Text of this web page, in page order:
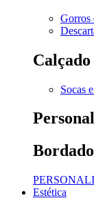
Gorros
Calçado
Socas
Estética